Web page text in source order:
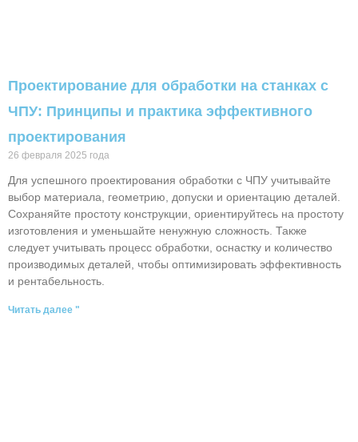
Проектирование для обработки на станках с
ЧПУ: Принципы и практика эффективного
проектирования
26 февраля 2025 года
Для успешного проектирования обработки с ЧПУ учитывайте
выбор материала, геометрию, допуски и ориентацию деталей.
Сохраняйте простоту конструкции, ориентируйтесь на простоту
изготовления и уменьшайте ненужную сложность. Также
следует учитывать процесс обработки, оснастку и количество
производимых деталей, чтобы оптимизировать эффективность
и рентабельность.
Читать далее "